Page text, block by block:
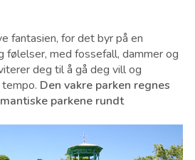
fantasien, for det byr på en
følelser, med fossefall, dammer og
deg til å gå deg vill og
Den vakre parken regnes
parkene rundt